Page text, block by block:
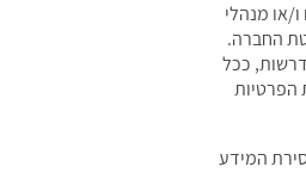
או מנהלי
החברה.
ככל
הפרטיות
המידע